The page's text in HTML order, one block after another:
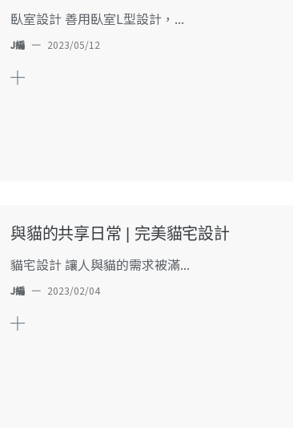
臥室設計 善用臥室L型設計，...
J編 — 2023/05/12
與貓的共享日常 | 完美貓宅設計
貓宅設計 讓人與貓的需求被滿...
J編 — 2023/02/04